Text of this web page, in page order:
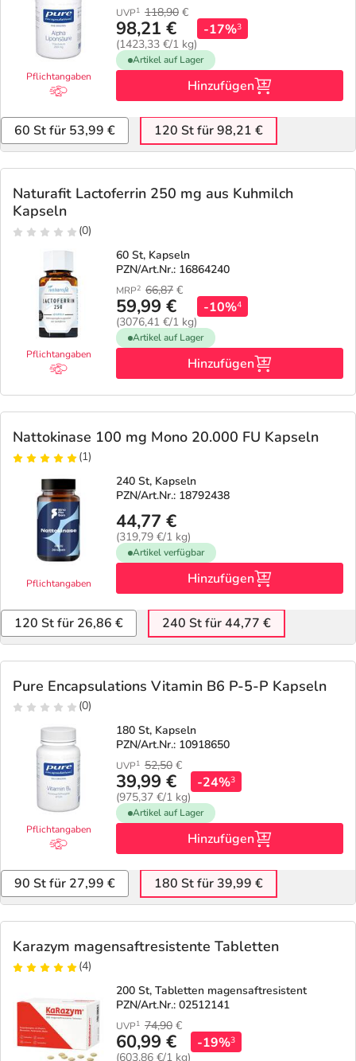
Pflichtangaben
UVP1 118,90 €
98,21 €
(1423,33 €/1 kg)
-17%3
Artikel auf Lager
Hinzufügen
60 St für 53,99 € 120 St für 98,21 €
Naturafit Lactoferrin 250 mg aus Kuhmilch
Kapseln
(0)
Pflichtangaben
60 St, Kapseln
PZN/Art.Nr.: 16864240
MRP2 66,87 €
59,99 €
(3076,41 €/1 kg)
-10%4
Artikel auf Lager
Hinzufügen
Nattokinase 100 mg Mono 20.000 FU Kapseln
(1)
Pflichtangaben
240 St, Kapseln
PZN/Art.Nr.: 18792438
44,77 €
(319,79 €/1 kg)
Artikel verfügbar
Hinzufügen
120 St für 26,86 € 240 St für 44,77 €
Pure Encapsulations Vitamin B6 P-5-P Kapseln
(0)
Pflichtangaben
180 St, Kapseln
PZN/Art.Nr.: 10918650
UVP1 52,50 €
39,99 €
(975,37 €/1 kg)
-24%3
Artikel auf Lager
Hinzufügen
90 St für 27,99 € 180 St für 39,99 €
Karazym magensaftresistente Tabletten
(4)
200 St, Tabletten magensaftresistent
PZN/Art.Nr.: 02512141
UVP1 74,90 €
60,99 €
(603,86 €/1 kg)
-19%3